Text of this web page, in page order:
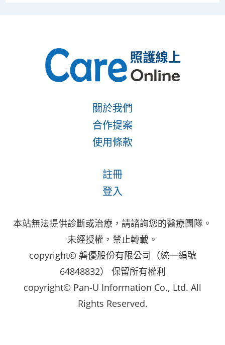
關於我們
合作提案
使用條款
註冊
登入
本站無法提供診斷或治療，請諮詢您的醫療團隊。
未經授權，禁止轉載。
copyright© 磐優股份有限公司（統一編號
64848832） 保留所有權利
copyright© Pan-U Information Co., Ltd. All
Rights Reserved.